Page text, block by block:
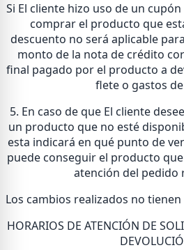
Si El cliente hizo uso de un
comprar el producto que
descuento no será aplicable
monto de la nota de crédito
final pagado por el producto a
flete o gastos
5. En caso de que El cliente
un producto que no esté
esta indicará en qué punto de
puede conseguir el producto
atención del pedido
Los cambios realizados no
HORARIOS DE ATENCIÓN DE